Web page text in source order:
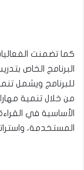
كما تضمنت
البرنامج الخاص
للبرنامج ويشمل
من خلال تنمية
الأساسية في
المستخدمة،